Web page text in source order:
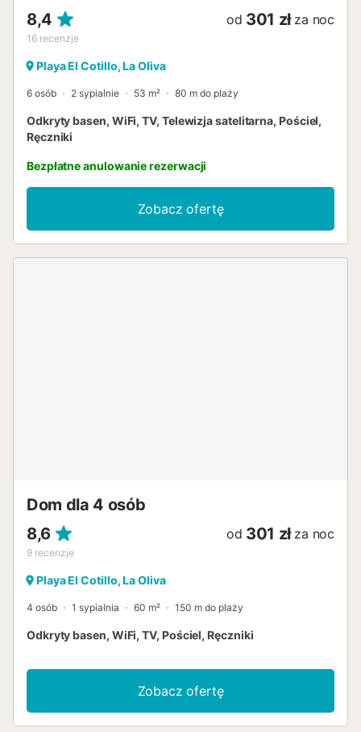
8,4
16 recenzje
od 301 zł za noc
Playa El Cotillo, La Oliva
6 osób 2 sypialnie 53 m² 80 m do plaży
Odkryty basen, WiFi, TV, Telewizja satelitarna, Pościel,
Ręczniki
Bezpłatne anulowanie rezerwacji
Zobacz ofertę
Dom dla 4 osób
8,6
9 recenzje
od 301 zł za noc
Playa El Cotillo, La Oliva
4 osób 1 sypialnia 60 m² 150 m do plaży
Odkryty basen, WiFi, TV, Pościel, Ręczniki
Zobacz ofertę